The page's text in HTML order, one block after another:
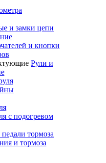
и замки цепи
и кнопки
Рули и
с подогревом
тормоза
и тормоза